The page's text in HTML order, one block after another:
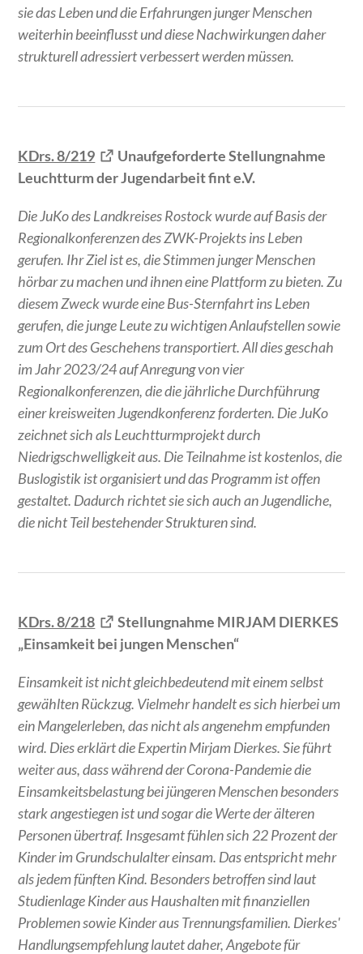
sie das Leben und die Erfahrungen junger Menschen
weiterhin beeinflusst und diese Nachwirkungen daher
strukturell adressiert verbessert werden müssen.
KDrs. 8/219
Unaufgeforderte Stellungnahme
Leuchtturm der Jugendarbeit fint e.V.
Die JuKo des Landkreises Rostock wurde auf Basis der
Regionalkonferenzen des ZWK-Projekts ins Leben
gerufen. Ihr Ziel ist es, die Stimmen junger Menschen
hörbar zu machen und ihnen eine Plattform zu bieten. Zu
diesem Zweck wurde eine Bus-Sternfahrt ins Leben
gerufen, die junge Leute zu wichtigen Anlaufstellen sowie
zum Ort des Geschehens transportiert. All dies geschah
im Jahr 2023/24 auf Anregung von vier
Regionalkonferenzen, die die jährliche Durchführung
einer kreisweiten Jugendkonferenz forderten. Die JuKo
zeichnet sich als Leuchtturmprojekt durch
Niedrigschwelligkeit aus. Die Teilnahme ist kostenlos, die
Buslogistik ist organisiert und das Programm ist offen
gestaltet. Dadurch richtet sie sich auch an Jugendliche,
die nicht Teil bestehender Strukturen sind.
KDrs. 8/218
Stellungnahme MIRJAM DIERKES
„Einsamkeit bei jungen Menschen“
Einsamkeit ist nicht gleichbedeutend mit einem selbst
gewählten Rückzug. Vielmehr handelt es sich hierbei um
ein Mangelerleben, das nicht als angenehm empfunden
wird. Dies erklärt die Expertin Mirjam Dierkes. Sie führt
weiter aus, dass während der Corona-Pandemie die
Einsamkeitsbelastung bei jüngeren Menschen besonders
stark angestiegen ist und sogar die Werte der älteren
Personen übertraf. Insgesamt fühlen sich 22 Prozent der
Kinder im Grundschulalter einsam. Das entspricht mehr
als jedem fünften Kind. Besonders betroffen sind laut
Studienlage Kinder aus Haushalten mit finanziellen
Problemen sowie Kinder aus Trennungsfamilien. Dierkes'
Handlungsempfehlung lautet daher, Angebote für